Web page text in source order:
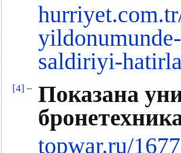
saldiriyi-
[4] – Показана
topwar.ru/